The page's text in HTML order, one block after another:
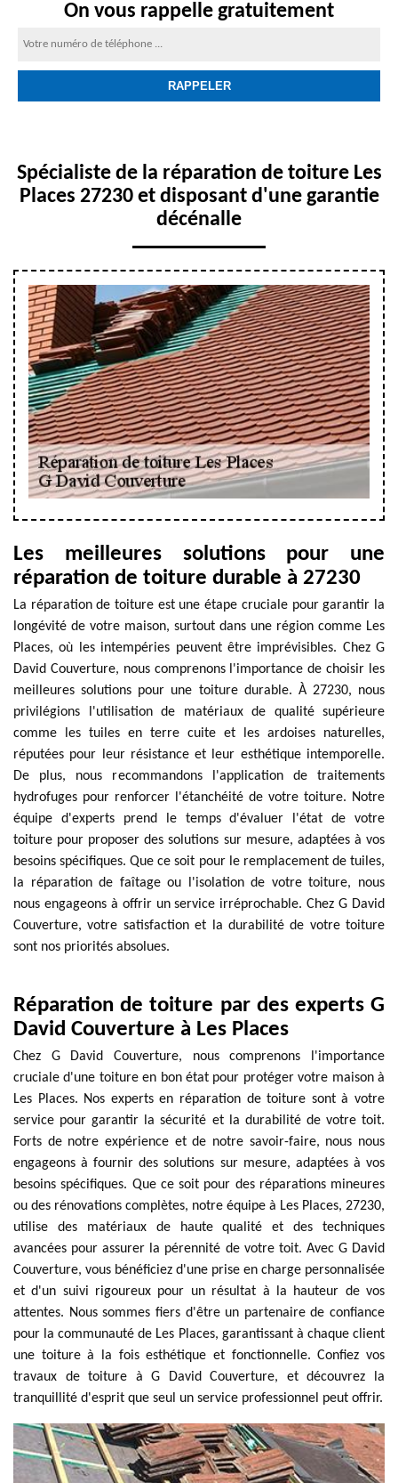
On vous rappelle gratuitement
Spécialiste de la réparation de toiture Les
Places 27230 et disposant d'une garantie
décénalle
Les meilleures solutions pour une
réparation de toiture durable à 27230
La réparation de toiture est une étape cruciale pour garantir la
longévité de votre maison, surtout dans une région comme Les
Places, où les intempéries peuvent être imprévisibles. Chez G
David Couverture, nous comprenons l'importance de choisir les
meilleures solutions pour une toiture durable. À 27230, nous
privilégions l'utilisation de matériaux de qualité supérieure
comme les tuiles en terre cuite et les ardoises naturelles,
réputées pour leur résistance et leur esthétique intemporelle.
De plus, nous recommandons l'application de traitements
hydrofuges pour renforcer l'étanchéité de votre toiture. Notre
équipe d'experts prend le temps d'évaluer l'état de votre
toiture pour proposer des solutions sur mesure, adaptées à vos
besoins spécifiques. Que ce soit pour le remplacement de tuiles,
la réparation de faîtage ou l'isolation de votre toiture, nous
nous engageons à offrir un service irréprochable. Chez G David
Couverture, votre satisfaction et la durabilité de votre toiture
sont nos priorités absolues.
Réparation de toiture par des experts G
David Couverture à Les Places
Chez G David Couverture, nous comprenons l'importance
cruciale d'une toiture en bon état pour protéger votre maison à
Les Places. Nos experts en réparation de toiture sont à votre
service pour garantir la sécurité et la durabilité de votre toit.
Forts de notre expérience et de notre savoir-faire, nous nous
engageons à fournir des solutions sur mesure, adaptées à vos
besoins spécifiques. Que ce soit pour des réparations mineures
ou des rénovations complètes, notre équipe à Les Places, 27230,
utilise des matériaux de haute qualité et des techniques
avancées pour assurer la pérennité de votre toit. Avec G David
Couverture, vous bénéficiez d'une prise en charge personnalisée
et d'un suivi rigoureux pour un résultat à la hauteur de vos
attentes. Nous sommes fiers d'être un partenaire de confiance
pour la communauté de Les Places, garantissant à chaque client
une toiture à la fois esthétique et fonctionnelle. Confiez vos
travaux de toiture à G David Couverture, et découvrez la
tranquillité d'esprit que seul un service professionnel peut offrir.